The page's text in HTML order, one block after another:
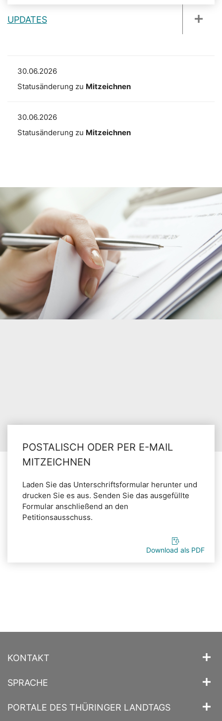
UPDATES
30.06.2026
Statusänderung zu Mitzeichnen
30.06.2026
Statusänderung zu Mitzeichnen
POSTALISCH ODER PER E-MAIL
MITZEICHNEN
Laden Sie das Unterschriftsformular herunter und
drucken Sie es aus. Senden Sie das ausgefüllte
Formular anschließend an den
Petitionsausschuss.
Download als PDF
KONTAKT
SPRACHE
PORTALE DES THÜRINGER LANDTAGS